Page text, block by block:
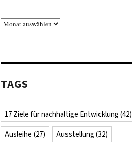
Archiv
TAGS
17 Ziele für nachhaltige Entwicklung (42)
Ausleihe (27) Ausstellung (32)